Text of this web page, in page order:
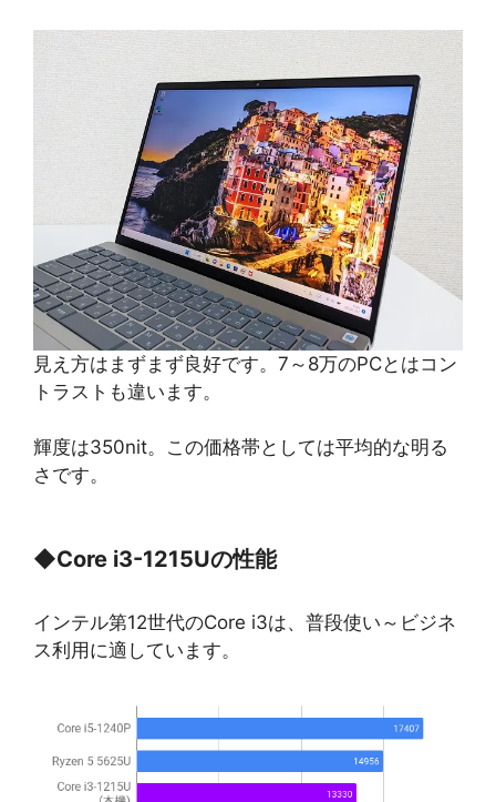
見え方はまずまず良好です。7～8万のPCとはコン
トラストも違います。
輝度は350nit。この価格帯としては平均的な明る
さです。
◆Core i3-1215Uの性能
インテル第12世代のCore i3は、普段使い～ビジネ
ス利用に適しています。